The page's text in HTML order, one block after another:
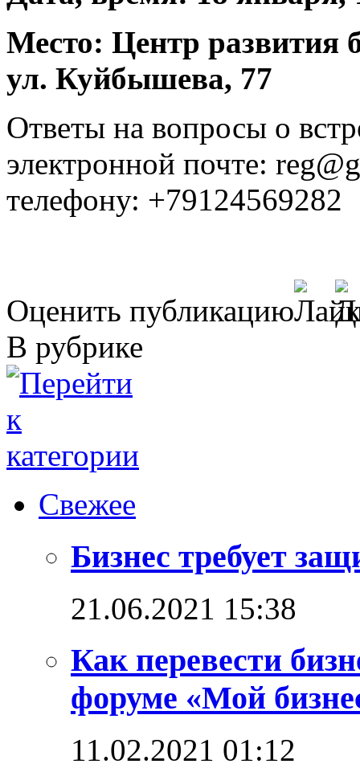
Место: Центр развития
ул. Куйбышева, 77
Ответы на вопросы о
электронной почте:
телефону: +79124569282
Оценить публикацию
В рубрике
Свежее
Бизнес требует
21.06.2021 15:38
Как перевести
форуме «Мой
11.02.2021 01:12